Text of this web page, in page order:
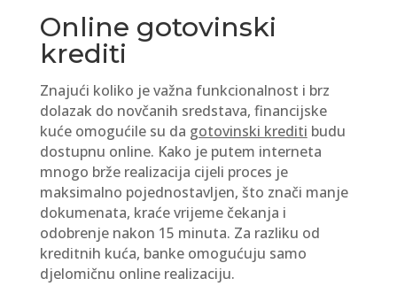
Online gotovinski
krediti
Znajući koliko je važna funkcionalnost i brz
dolazak do novčanih sredstava, financijske
kuće omogućile su da gotovinski krediti budu
dostupnu online. Kako je putem interneta
mnogo brže realizacija cijeli proces je
maksimalno pojednostavljen, što znači manje
dokumenata, kraće vrijeme čekanja i
odobrenje nakon 15 minuta. Za razliku od
kreditnih kuća, banke omogućuju samo
djelomičnu online realizaciju.